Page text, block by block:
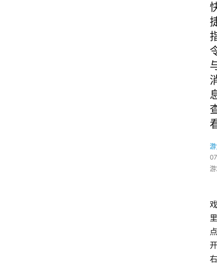
戏
里
点
开
右